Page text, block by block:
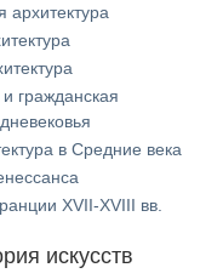
архитектура
гражданская
в Средние века
XVII-XVIII вв.
искусств